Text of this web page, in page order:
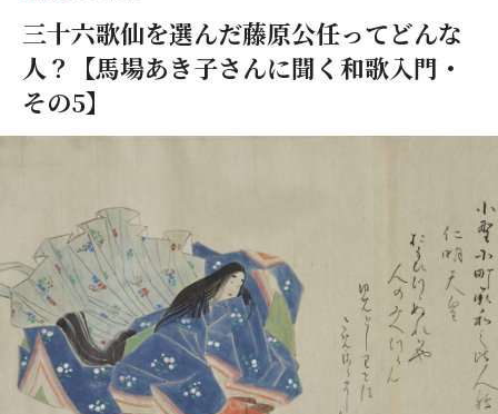
三十六歌仙を選んだ藤原公任ってどんな
人？【馬場あき子さんに聞く和歌入門・
その5】